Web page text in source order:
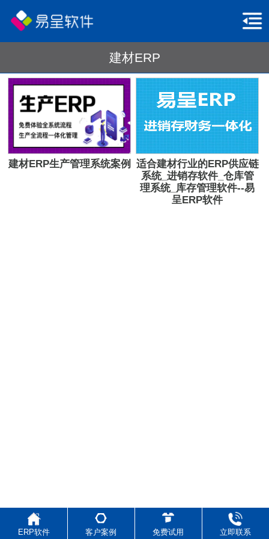
建材ERP
建材ERP生产管理系统案例
适合建材行业的ERP供应链
系统_进销存软件_仓库管
理系统_库存管理软件--易
呈ERP软件
ERP软件 客户案例 免费试用 立即联系